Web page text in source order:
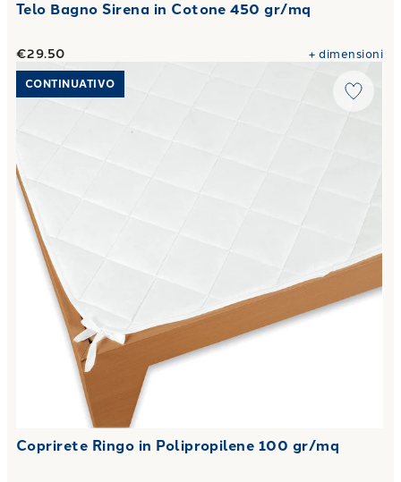
Telo Bagno Sirena in Cotone 450 gr/mq
€29.50 +dimensioni
Link to "Coprirete Ringo in Polipropilene 100 gr/mq
CONTINUATIVO
Coprirete Ringo in Polipropilene 100 gr/mq